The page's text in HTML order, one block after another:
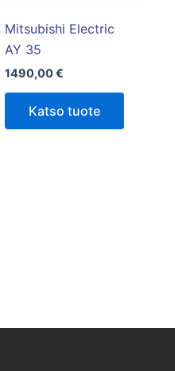
Mitsubishi Electric
AY 35
1490,00€
Katso tuote